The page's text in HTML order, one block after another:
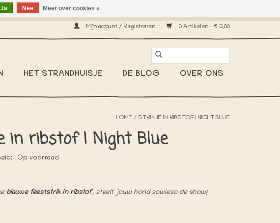
Mijn account / Registreren 0 Artikelen - €0,00
HET STRANDHUISJE DE BLOG OVER ONS
HOME / STRIKJE IN RIBSTOF | NIGHT BLUE
in ribstof | Night Blue
Op voorraad
blauwe feeststrik in ribstof, steelt jouw hond sowieso de show!
Ja Nee Meer over cookies »
€6,95 - We verzenden wereldwijd! -